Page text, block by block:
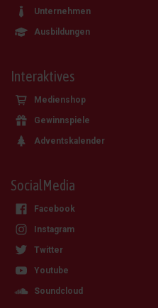
Unternehmen
Ausbildungen
Interaktives
Medienshop
Gewinnspiele
Adventskalender
SocialMedia
Facebook
Instagram
Twitter
Youtube
Soundcloud